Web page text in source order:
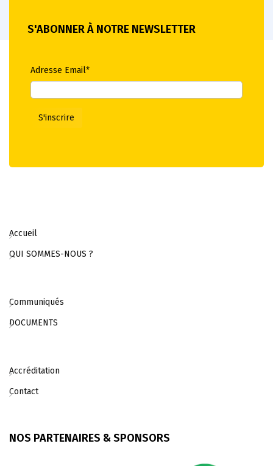
S'ABONNER À NOTRE NEWSLETTER
Adresse Email*
Accueil
QUI SOMMES-NOUS ?
Communiqués
DOCUMENTS
Accréditation
Contact
NOS PARTENAIRES & SPONSORS